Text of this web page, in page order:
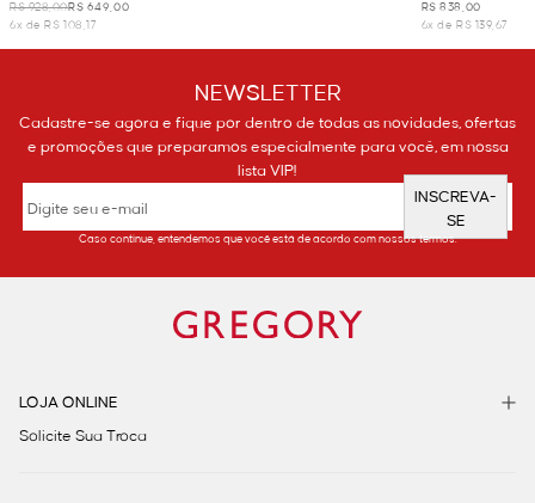
R$ 928,00R$ 649,00
6x de R$ 108,17
R$ 838,00
6x de R$ 139,67
NEWSLETTER
Cadastre-se agora e fique por dentro de todas as novidades, ofertas
e promoções que preparamos especialmente para você, em nossa
lista VIP!
INSCREVA-
SE
Caso continue, entendemos que você está de acordo com nossos termos.
LOJA ONLINE
Solicite Sua Troca